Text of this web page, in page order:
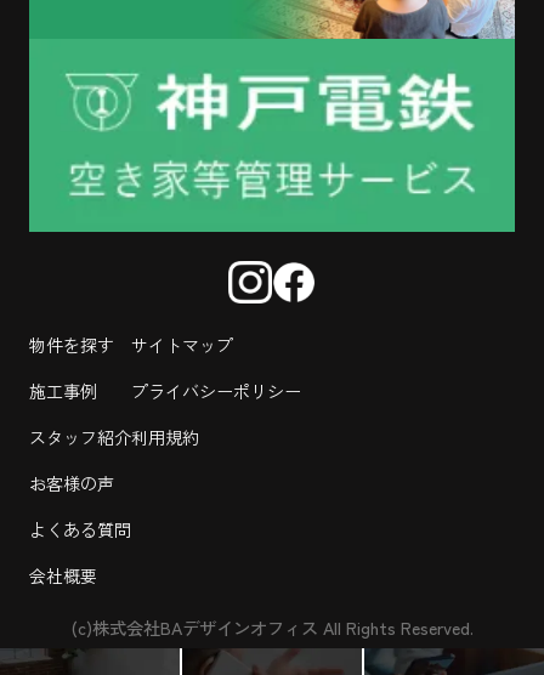
物件を探す
施工事例
スタッフ紹介
お客様の声
よくある質問
会社概要
サイトマップ
プライバシーポリシー
利用規約
(c)株式会社BAデザインオフィス All Rights Reserved.